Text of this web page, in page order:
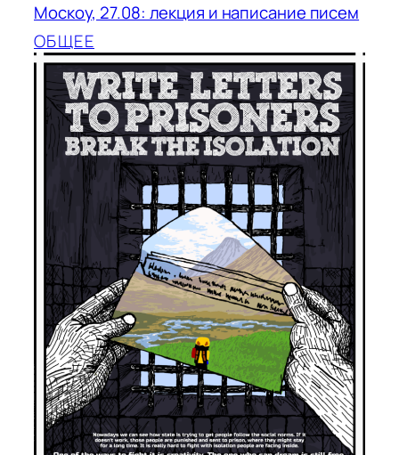
Москоу, 27.08: лекция и написание писем
ОБЩЕЕ